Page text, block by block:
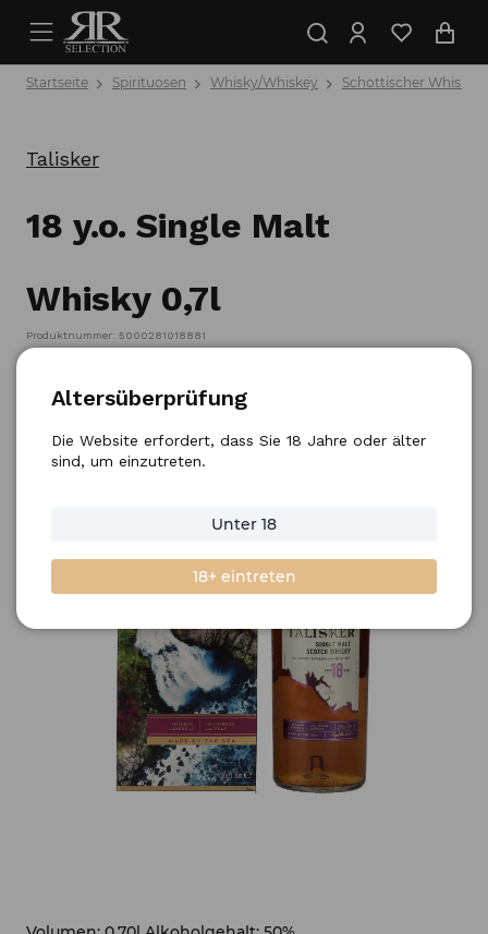
Startseite Spirituosen Whisky/Whiskey Schottischer Whisky
Talisker
18 y.o. Single Malt
Whisky 0,7l
Produktnummer: 5000281018881
Altersüberprüfung
Die Website erfordert, dass Sie 18 Jahre oder älter
sind, um einzutreten.
Unter 18
18+ eintreten